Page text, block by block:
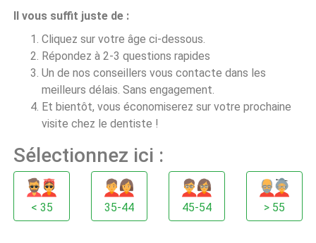
Il vous suffit juste de :
Cliquez sur votre âge ci-dessous.
Répondez à 2-3 questions rapides
Un de nos conseillers vous contacte dans les
meilleurs délais. Sans engagement.
Et bientôt, vous économiserez sur votre prochaine
visite chez le dentiste !
Sélectionnez ici :
< 35 35-44 45-54 > 55